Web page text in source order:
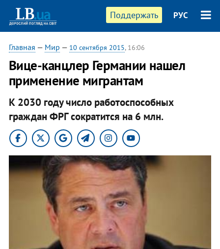
Поддержать РУС
Главная — Мир — 10 сентября 2015, 16:06
Вице-канцлер Германии нашел
применение мигрантам
К 2030 году число работоспособных
граждан ФРГ сократится на 6 млн.